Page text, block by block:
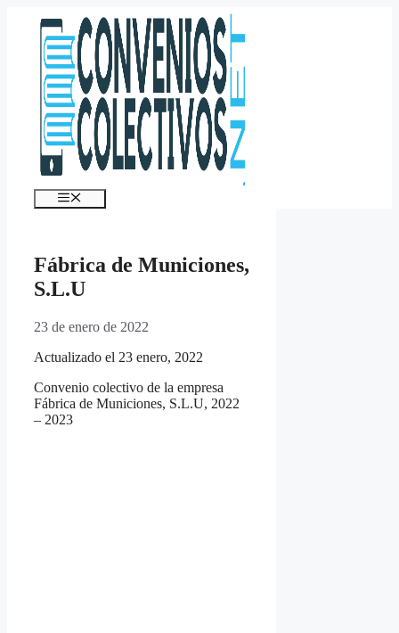
contenido
Menú
Fábrica de Municiones,
S.L.U
23 de enero de 2022
Actualizado el 23 enero, 2022
Convenio colectivo de la empresa
Fábrica de Municiones, S.L.U, 2022
– 2023